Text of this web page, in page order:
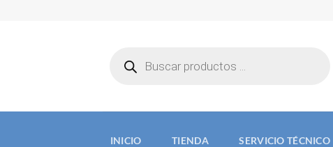
productos
INICIO TIENDA SERVICIO TÉCNICO